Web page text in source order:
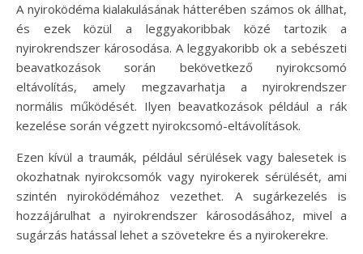
A nyiroködéma kialakulásának hátterében számos ok állhat,
és ezek közül a leggyakoribbak közé tartozik a
nyirokrendszer károsodása. A leggyakoribb ok a sebészeti
beavatkozások során bekövetkező nyirokcsomó
eltávolítás, amely megzavarhatja a nyirokrendszer
normális működését. Ilyen beavatkozások például a rák
kezelése során végzett nyirokcsomó-eltávolítások.
Ezen kívül a traumák, például sérülések vagy balesetek is
okozhatnak nyirokcsomók vagy nyirokerek sérülését, ami
szintén nyiroködémához vezethet. A sugárkezelés is
hozzájárulhat a nyirokrendszer károsodásához, mivel a
sugárzás hatással lehet a szövetekre és a nyirokerekre.